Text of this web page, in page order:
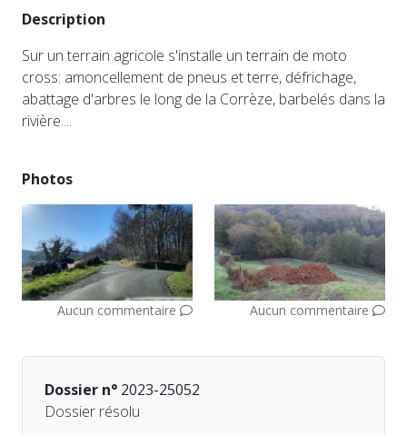
Description
Sur un terrain agricole s'installe un terrain de moto
cross: amoncellement de pneus et terre, défrichage,
abattage d'arbres le long de la Corrèze, barbelés dans la
rivière....
Photos
Aucun commentaire Aucun commentaire
Dossier n° 2023-25052
Dossier résolu